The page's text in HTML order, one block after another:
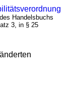
Handelsbuchs
3, in § 25